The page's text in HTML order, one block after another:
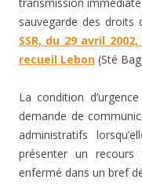
sauvegarde des droits
SSR, du 29 avril
recueil Lebon (Sté
La condition
demande de
administratifs
présenter un
enfermé dans un bref